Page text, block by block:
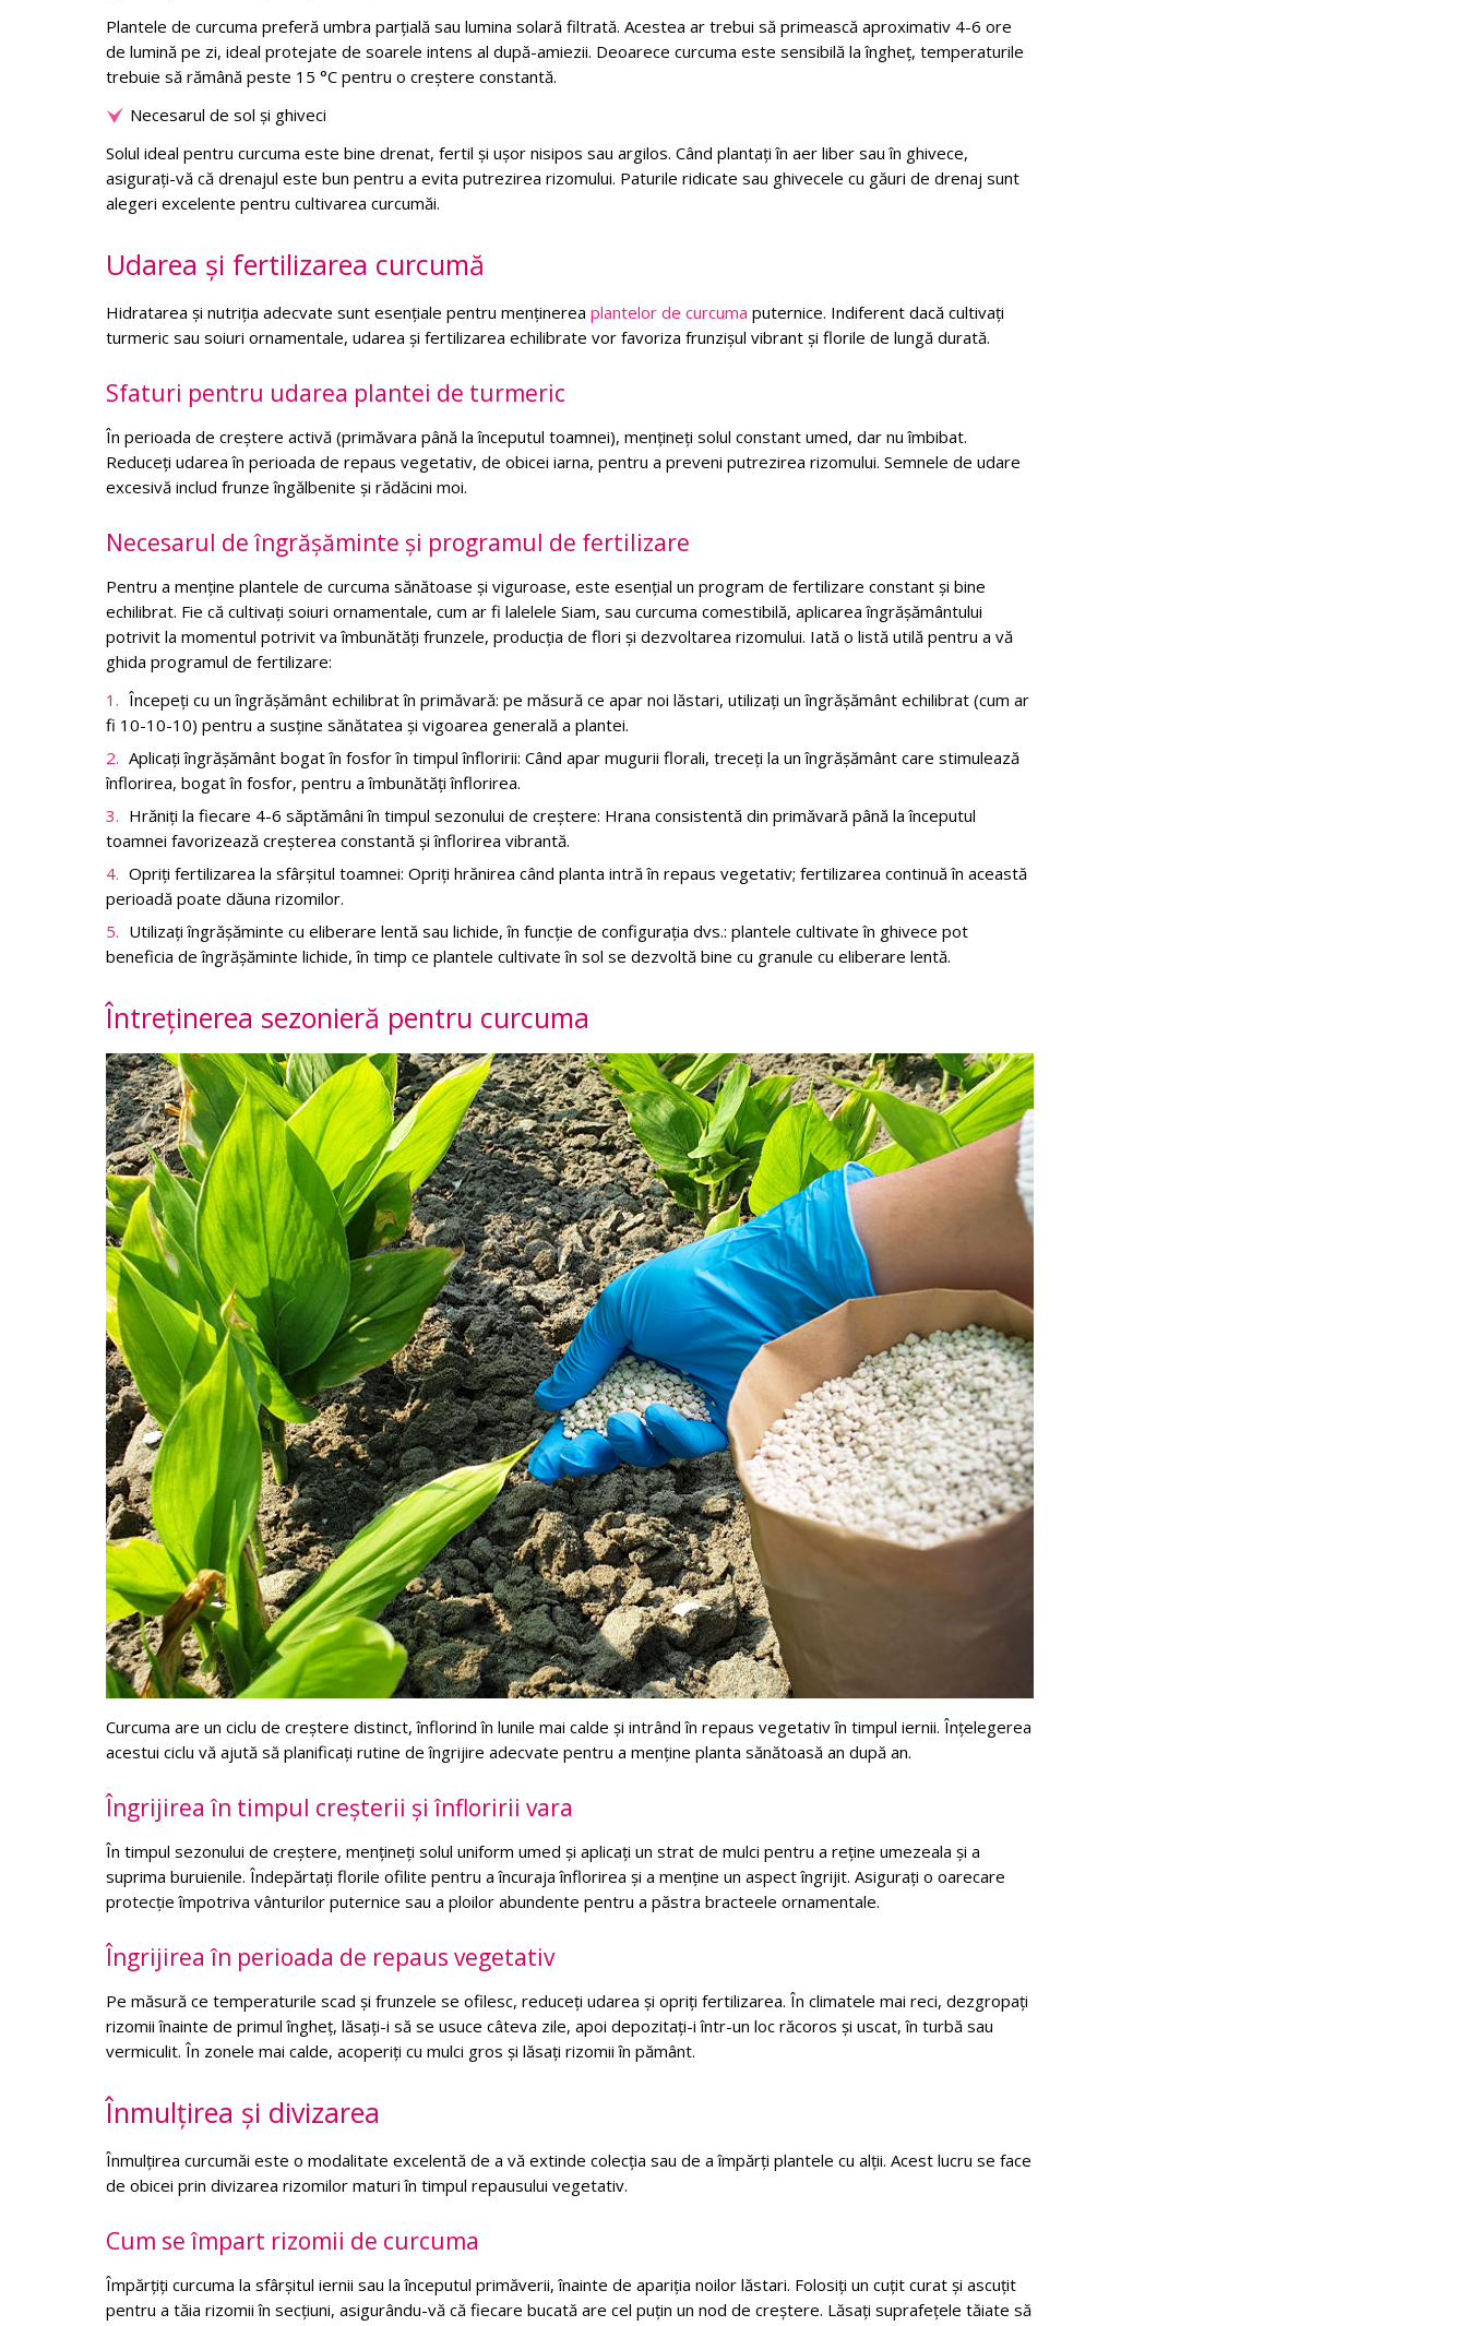
Plantele de curcuma preferă umbra parțială sau lumina solară filtrată. Acestea ar trebui să primească aproximativ 4-6 ore
de lumină pe zi, ideal protejate de soarele intens al după-amiezii. Deoarece curcuma este sensibilă la îngheț, temperaturile
trebuie să rămână peste 15 °C pentru o creștere constantă.
Necesarul de sol și ghiveci
Solul ideal pentru curcuma este bine drenat, fertil și ușor nisipos sau argilos. Când plantați în aer liber sau în ghivece,
asigurați-vă că drenajul este bun pentru a evita putrezirea rizomului. Paturile ridicate sau ghivecele cu găuri de drenaj sunt
alegeri excelente pentru cultivarea curcumăi.
Udarea și fertilizarea curcumă
Hidratarea și nutriția adecvate sunt esențiale pentru menținerea plantelor de curcuma puternice. Indiferent dacă cultivați
turmeric sau soiuri ornamentale, udarea și fertilizarea echilibrate vor favoriza frunzișul vibrant și florile de lungă durată.
Sfaturi pentru udarea plantei de turmeric
În perioada de creștere activă (primăvara până la începutul toamnei), mențineți solul constant umed, dar nu îmbibat.
Reduceți udarea în perioada de repaus vegetativ, de obicei iarna, pentru a preveni putrezirea rizomului. Semnele de udare
excesivă includ frunze îngălbenite și rădăcini moi.
Necesarul de îngrășăminte și programul de fertilizare
Pentru a menține plantele de curcuma sănătoase și viguroase, este esențial un program de fertilizare constant și bine
echilibrat. Fie că cultivați soiuri ornamentale, cum ar fi lalelele Siam, sau curcuma comestibilă, aplicarea îngrășământului
potrivit la momentul potrivit va îmbunătăți frunzele, producția de flori și dezvoltarea rizomului. Iată o listă utilă pentru a vă
ghida programul de fertilizare:
Începeți cu un îngrășământ echilibrat în primăvară: pe măsură ce apar noi lăstari, utilizați un îngrășământ echilibrat (cum ar
fi 10-10-10) pentru a susține sănătatea și vigoarea generală a plantei.
Aplicați îngrășământ bogat în fosfor în timpul înfloririi: Când apar mugurii florali, treceți la un îngrășământ care stimulează
înflorirea, bogat în fosfor, pentru a îmbunătăți înflorirea.
Hrăniți la fiecare 4-6 săptămâni în timpul sezonului de creștere: Hrana consistentă din primăvară până la începutul
toamnei favorizează creșterea constantă și înflorirea vibrantă.
Opriți fertilizarea la sfârșitul toamnei: Opriți hrănirea când planta intră în repaus vegetativ; fertilizarea continuă în această
perioadă poate dăuna rizomilor.
Utilizați îngrășăminte cu eliberare lentă sau lichide, în funcție de configurația dvs.: plantele cultivate în ghivece pot
beneficia de îngrășăminte lichide, în timp ce plantele cultivate în sol se dezvoltă bine cu granule cu eliberare lentă.
Întreținerea sezonieră pentru curcuma
Curcuma are un ciclu de creștere distinct, înflorind în lunile mai calde și intrând în repaus vegetativ în timpul iernii. Înțelegerea
acestui ciclu vă ajută să planificați rutine de îngrijire adecvate pentru a menține planta sănătoasă an după an.
Îngrijirea în timpul creșterii și înfloririi vara
În timpul sezonului de creștere, mențineți solul uniform umed și aplicați un strat de mulci pentru a reține umezeala și a
suprima buruienile. Îndepărtați florile ofilite pentru a încuraja înflorirea și a menține un aspect îngrijit. Asigurați o oarecare
protecție împotriva vânturilor puternice sau a ploilor abundente pentru a păstra bracteele ornamentale.
Îngrijirea în perioada de repaus vegetativ
Pe măsură ce temperaturile scad și frunzele se ofilesc, reduceți udarea și opriți fertilizarea. În climatele mai reci, dezgropați
rizomii înainte de primul îngheț, lăsați-i să se usuce câteva zile, apoi depozitați-i într-un loc răcoros și uscat, în turbă sau
vermiculit. În zonele mai calde, acoperiți cu mulci gros și lăsați rizomii în pământ.
Înmulțirea și divizarea
Înmulțirea curcumăi este o modalitate excelentă de a vă extinde colecția sau de a împărți plantele cu alții. Acest lucru se face
de obicei prin divizarea rizomilor maturi în timpul repausului vegetativ.
Cum se împart rizomii de curcuma
Împărțiți curcuma la sfârșitul iernii sau la începutul primăverii, înainte de apariția noilor lăstari. Folosiți un cuțit curat și ascuțit
pentru a tăia rizomii în secțiuni, asigurându-vă că fiecare bucată are cel puțin un nod de creștere. Lăsați suprafețele tăiate să